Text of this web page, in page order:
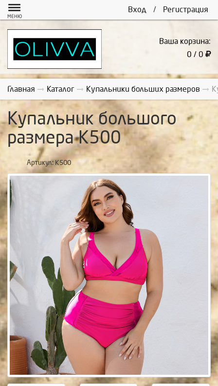
Вход / Регистрация
МЕНЮ
Ваша корзина:
0 / 0
Главная Каталог Купальники больших размеров
Купальник большого
размера К500
Артикул: К500